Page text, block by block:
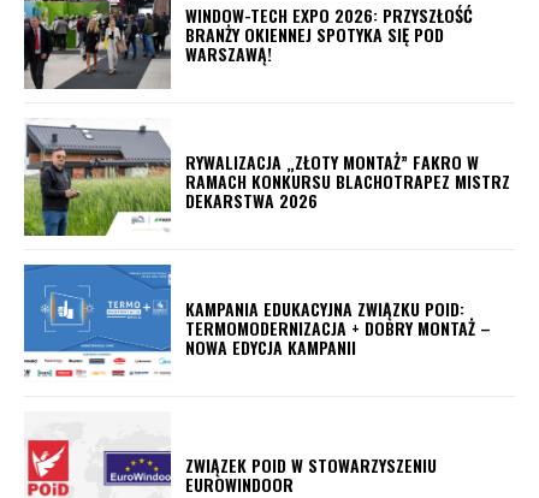
WINDOW-TECH EXPO 2026: PRZYSZŁOŚĆ
BRANŻY OKIENNEJ SPOTYKA SIĘ POD
WARSZAWĄ!
RYWALIZACJA „ZŁOTY MONTAŻ” FAKRO W
RAMACH KONKURSU BLACHOTRAPEZ MISTRZ
DEKARSTWA 2026
KAMPANIA EDUKACYJNA ZWIĄZKU POID:
TERMOMODERNIZACJA + DOBRY MONTAŻ –
NOWA EDYCJA KAMPANII
ZWIĄZEK POID W STOWARZYSZENIU
EUROWINDOOR